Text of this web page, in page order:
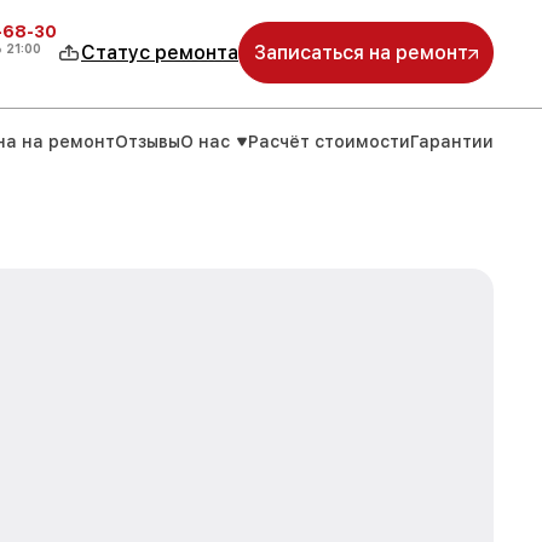
30
21:00 Статус ремонта Записаться на ремонт
на ремонтОтзывыО нас Расчёт стоимостиГарантии